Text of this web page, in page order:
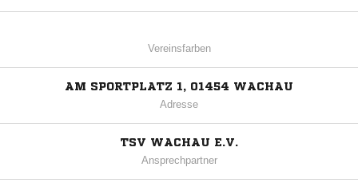
Vereinsfarben
AM SPORTPLATZ 1, 01454 WACHAU
Adresse
TSV WACHAU E.V.
Ansprechpartner